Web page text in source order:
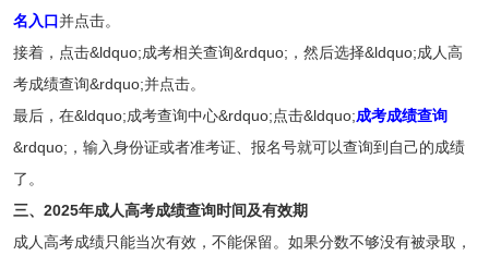
名入口并点击。
接着，点击&ldquo;成考相关查询&rdquo;，然后选择&ldquo;成人高
考成绩查询&rdquo;并点击。
最后，在&ldquo;成考查询中心&rdquo;点击&ldquo;成考成绩查询
&rdquo;，输入身份证或者准考证、报名号就可以查询到自己的成绩
了。
三、 2025年成人高考成绩查询时间及有效期
成人高考成绩只能当次有效，不能保留。如果分数不够没有被录取，